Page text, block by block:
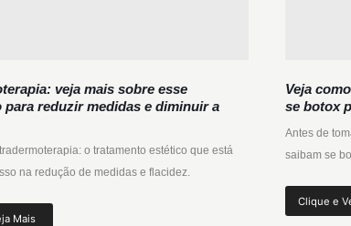
veja mais sobre esse
para reduzir medidas e diminuir a
o tratamento estético que está
na redução de medidas e flacidez.
Mais
Veja
se botox
Antes de
saibam se
Clique e